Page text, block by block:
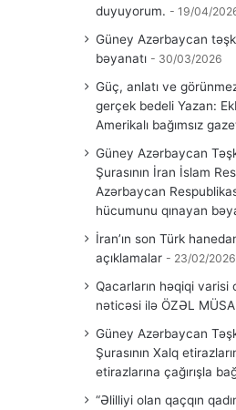
duyuyorum.
19/04/
Güney Azərbaycan
bəyanatı
30/03/2026
Güç, anlatı ve
gerçek bedeli Yazan:
Amerikalı bağımsız
Güney Azərbaycan
Şurasının İran İslam
Azərbaycan
hücumunu qınayan
İran’ın son Türk
açıklamalar
23/02/2026
Qacarların həqiqi varisi
nəticəsi ilə ÖZƏL
Güney Azərbaycan
Şurasının Xalq
etirazlarına çağırışla
“Əlilliyi olan qaçqın